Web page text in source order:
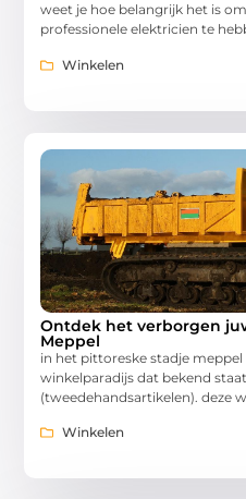
weet je hoe belangrijk het is
professionele elektricien te
Winkelen
Ontdek het verborgen
Meppel
in het pittoreske stadje
winkelparadijs dat bekend
(tweedehandsartikelen). deze
Winkelen